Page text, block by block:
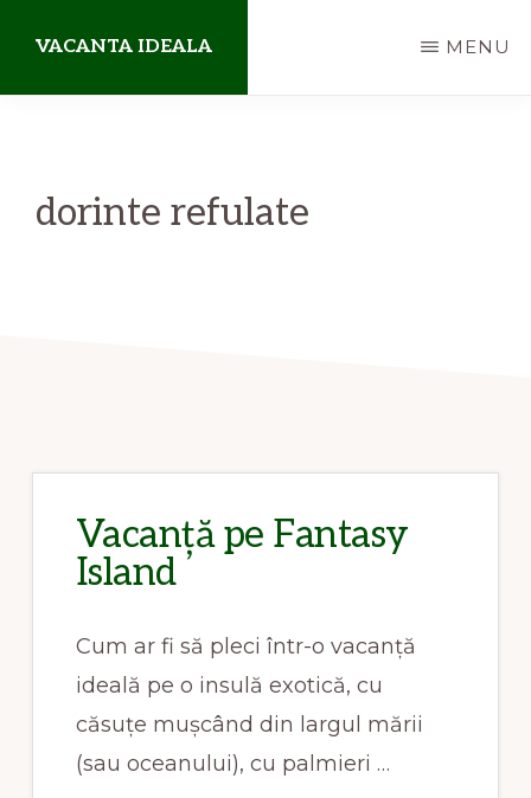
main
VACANTA IDEALA
aventuri
departe
MENU
dorinte refulate
Vacanță pe Fantasy
Island
Cum ar fi să pleci într-o vacanță
ideală pe o insulă exotică, cu
căsuțe mușcând din largul mării
(sau oceanului), cu palmieri …